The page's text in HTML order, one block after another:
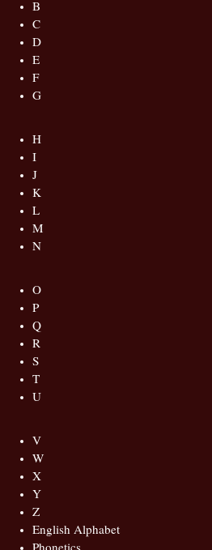
B
C
D
E
F
G
H
I
J
K
L
M
N
O
P
Q
R
S
T
U
V
W
X
Y
Z
English Alphabet
Phonetics